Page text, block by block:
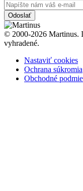
Odoslať
© 2000-2026 Martinus.
vyhradené.
Nastaviť cookies
Ochrana súkromia
Obchodné